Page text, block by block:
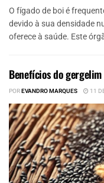
O fígado de boi é
devido à sua densidade
oferece à saúde. Este
Benefícios do
POREVANDRO MARQUES 11